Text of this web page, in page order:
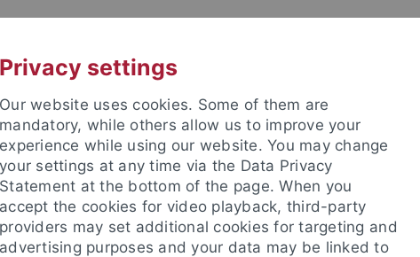
Fakultät
Privacy settings
Our website uses cookies. Some of them are
mandatory, while others allow us to improve your
experience while using our website. You may change
your settings at any time via the Data Privacy
Statement at the bottom of the page. When you
accept the cookies for video playback, third-party
providers may set additional cookies for targeting and
advertising purposes and your data may be linked to